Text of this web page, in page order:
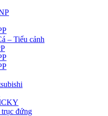
– Tiểu cảnh
đứng